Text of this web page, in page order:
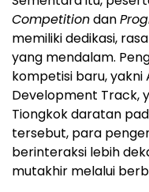
Competitiondan
memiliki dedikasi,
yang mendalam.
kompetisi baru,
Development Track,
Tiongkok daratan
tersebut, para
berinteraksi lebih
mutakhir melalui